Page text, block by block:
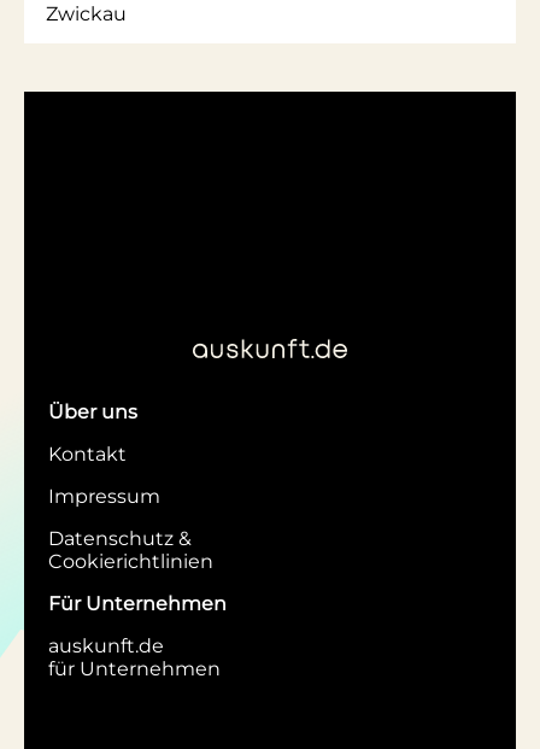
Zwickau
Über uns
Kontakt
Impressum
Datenschutz &
Cookierichtlinien
Für Unternehmen
auskunft.de
für Unternehmen